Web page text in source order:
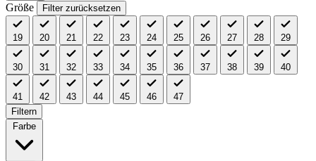
Größe Filter zurücksetzen
19 20 21 22 23 24 25 26 27 28 29
30 31 32 33 34 35 36 37 38 39 40
41 42 43 44 45 46
47
Filtern
Farbe